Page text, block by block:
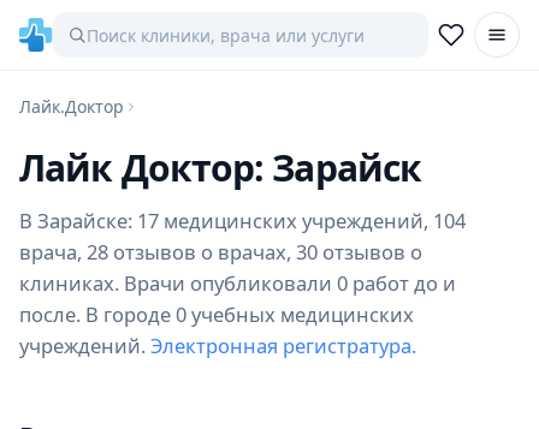
Лайк.Доктор
Лайк Доктор: Зарайск
В Зарайске: 17 медицинских учреждений, 104
врача, 28 отзывов о врачах, 30 отзывов о
клиниках. Врачи опубликовали 0 работ до и
после. В городе 0 учебных медицинских
учреждений. Электронная регистратура.